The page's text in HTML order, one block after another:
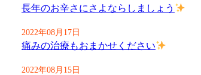
長年のお辛さにさよならしましょう
2022年08月17日
痛みの治療もおまかせください
2022年08月15日